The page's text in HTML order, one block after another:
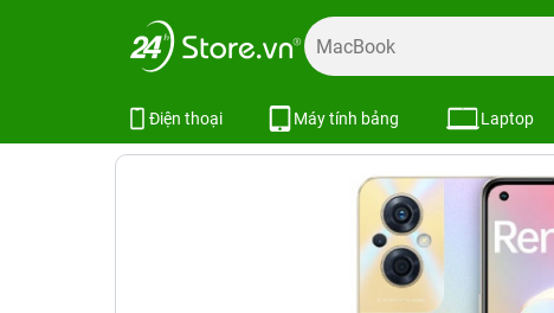
Điện thoại Máy tính bảng Laptop
Trang chủ OPPO